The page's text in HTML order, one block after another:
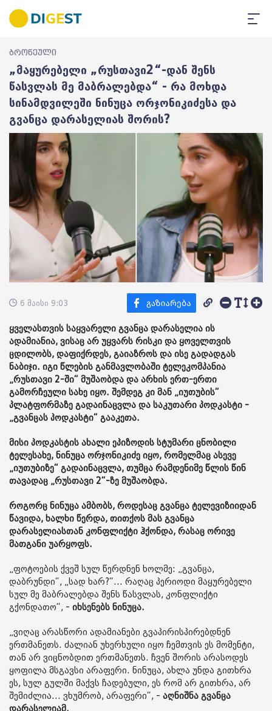
ბროწეული
„მაყურებელი „რუსთავი2“-დან შენს
წასვლას მე მაბრალებდა“ - რა მოხდა
სინამდვილეში ნინუცა ორჯონიკიძესა და
გვანცა დარასელიას შორის?
6 მაისი 9:03
ყველასთვის საყვარელი გვანცა დარასელია ის
ადამიანია, ვისაც არ უყვარს რისკი და ყოველთვის
ცდილობს, დაფიქრდეს, გაიაზროს და ისე გადადგას
ნაბიჯი. იგი წლების განმავლობაში ტელეკომპანია
„რუსთავი 2-ში“ მუშაობდა და არხის ერთ-ერთი
გამორჩეული სახე იყო. შემდეგ კი მან „იუთუბის“
პლატფორმაზე გადაინაცვლა და საკუთარი პოდკასტი -
„გვანცას პოდკასტი“ გააკეთა.
მისი პოდკასტის ახალი ეპიზოდის სტუმარი ცნობილი
ტელესახე, ნინუცა ორჯონიკიძე იყო, რომელმაც ასევე
„იუთუბიზე“ გადაინაცვლა, თუმცა რამდენიმე წლის წინ
თავადაც „რუსთავი 2“-ზე მუშაობდა.
როგორც ნინუცა ამბობს, როდესაც გვანცა ტელევიზიიდან
წავიდა, ხალხი წერდა, თითქოს მას გვანცა
დარასელიასთან კონფლიქტი ჰქონდა, რასაც ორივე
მათგანი უარყოფს.
„ფოტოების ქვეშ სულ წერდნენ ხოლმე: „გვანცა,
დაბრუნდი“, „სად ხარ?“... რაღაც პერიოდი მაყურებელი
სულ მე მაბრალებდა შენს წასვლას, კონფლიქტი
გქონდათო“, - იხსენებს ნინუცა.
„ვიღაც არასწორი ადამიანები გვაპირისპირებდნენ
ერთმანეთს. ძალიან უხერხული იყო ჩემთვის ეს მომენტი,
თან არ ვიცნობდით ერთმანეთს. ჩვენ შორის არასოდეს
ყოფილა მსგავსი არაფერი. ნინუცა, ახლა უნდა გითხრა
ეს, სულ გულში მაქვს ჩადებული, ეს რომ არ გითხრა, არ
შემიძლია... ვხუმრობ, არაფერი“, - აღნიშნა გვანცა
დარასელიამ.